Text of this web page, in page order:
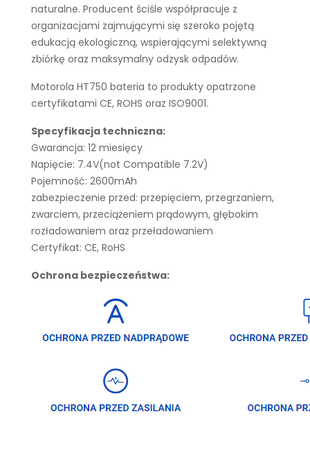
naturalne. Producent ściśle współpracuje z
organizacjami zajmującymi się szeroko pojętą
edukacją ekologiczną, wspierającymi selektywną
zbiórkę oraz maksymalny odzysk odpadów.
Motorola HT750 bateria to produkty opatrzone
certyfikatami CE, ROHS oraz ISO9001.
Specyfikacja techniczna:
Gwarancja: 12 miesięcy
Napięcie: 7.4V(not Compatible 7.2V)
Pojemność: 2600mAh
zabezpieczenie przed: przepięciem, przegrzaniem,
zwarciem, przeciążeniem prądowym, głębokim
rozładowaniem oraz przeładowaniem
Certyfikat: CE, RoHS
Ochrona bezpieczeństwa: